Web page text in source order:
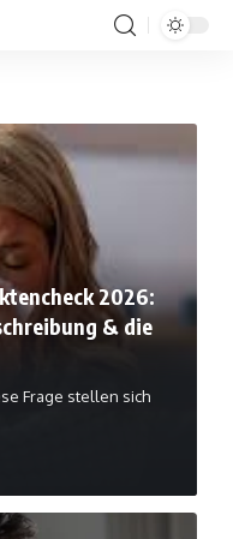
2026:
& die
Frage stellen sich